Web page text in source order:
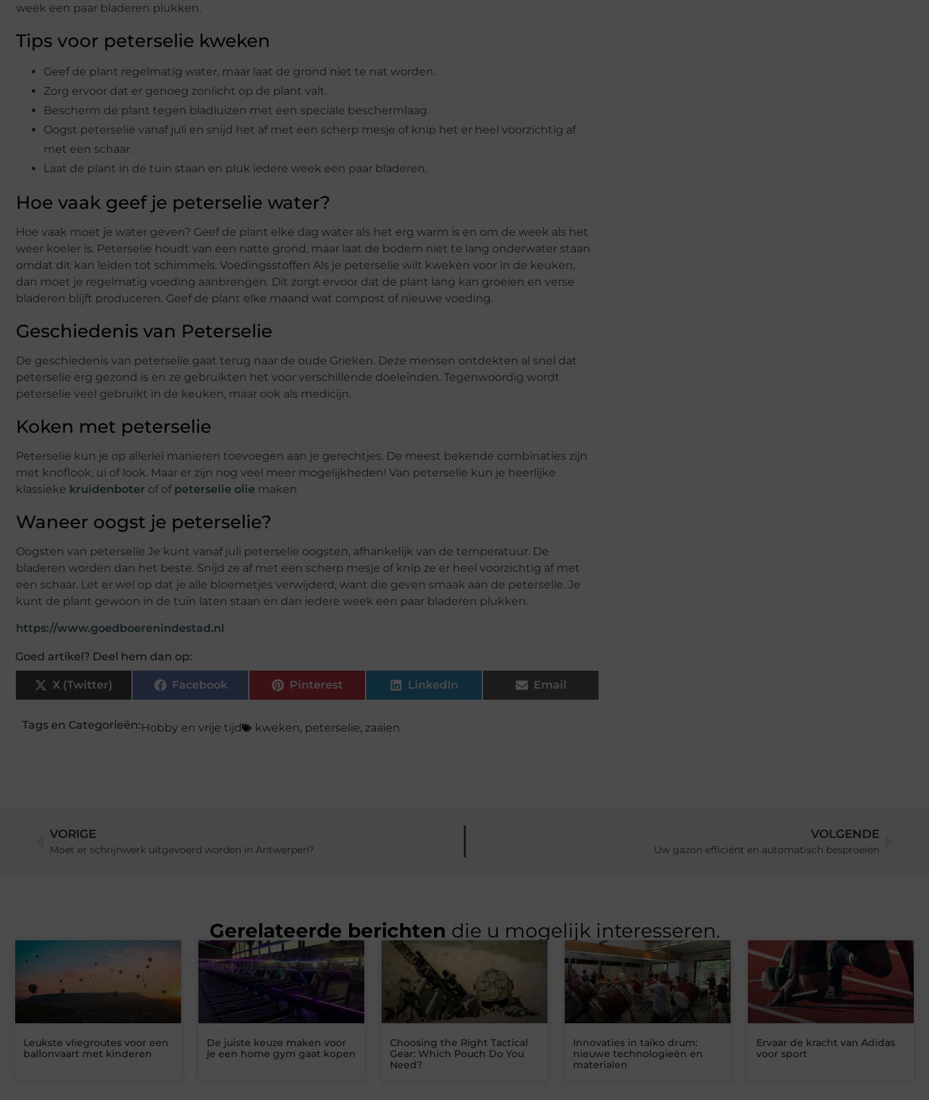
week een paar bladeren plukken.
Tips voor peterselie kweken
Geef de plant regelmatig water, maar laat de grond niet te nat worden.
Zorg ervoor dat er genoeg zonlicht op de plant valt.
Bescherm de plant tegen bladluizen met een speciale beschermlaag.
Oogst peterselie vanaf juli en snijd het af met een scherp mesje of knip het er heel voorzichtig af
met een schaar.
Laat de plant in de tuin staan en pluk iedere week een paar bladeren.
Hoe vaak geef je peterselie water?
Hoe vaak moet je water geven? Geef de plant elke dag water als het erg warm is en om de week als het
weer koeler is. Peterselie houdt van een natte grond, maar laat de bodem niet te lang onderwater staan
omdat dit kan leiden tot schimmels. Voedingsstoffen Als je peterselie wilt kweken voor in de keuken,
dan moet je regelmatig voeding aanbrengen. Dit zorgt ervoor dat de plant lang kan groeien en verse
bladeren blijft produceren. Geef de plant elke maand wat compost of nieuwe voeding.
Geschiedenis van Peterselie
De geschiedenis van peterselie gaat terug naar de oude Grieken. Deze mensen ontdekten al snel dat
peterselie erg gezond is en ze gebruikten het voor verschillende doeleinden. Tegenwoordig wordt
peterselie veel gebruikt in de keuken, maar ook als medicijn.
Koken met peterselie
Peterselie kun je op allerlei manieren toevoegen aan je gerechtjes. De meest bekende combinaties zijn
met knoflook, ui of look. Maar er zijn nog veel meer mogelijkheden! Van peterselie kun je heerlijke
klassieke kruidenboter of of peterselie olie maken
Waneer oogst je peterselie?
Oogsten van peterselie Je kunt vanaf juli peterselie oogsten, afhankelijk van de temperatuur. De
bladeren worden dan het beste. Snijd ze af met een scherp mesje of knip ze er heel voorzichtig af met
een schaar. Let er wel op dat je alle bloemetjes verwijderd, want die geven smaak aan de peterselie. Je
kunt de plant gewoon in de tuin laten staan en dan iedere week een paar bladeren plukken.
https://www.goedboerenindestad.nl
Goed artikel? Deel hem dan op:
X (Twitter) Facebook Pinterest LinkedIn Email
Tags en Categorieën:Hobby en vrije tijd kweken, peterselie, zaaien
VORIGE
Moet er schrijnwerk uitgevoerd worden in Antwerpen?
VOLGENDE
Uw gazon efficiënt en automatisch besproeien
Gerelateerde berichten die u mogelijk interesseren.
Leukste vliegroutes voor een
ballonvaart met kinderen
De juiste keuze maken voor
je een home gym gaat kopen
Choosing the Right Tactical
Gear: Which Pouch Do You
Need?
Innovaties in taiko drum:
nieuwe technologieën en
materialen
Ervaar de kracht van Adidas
voor sport